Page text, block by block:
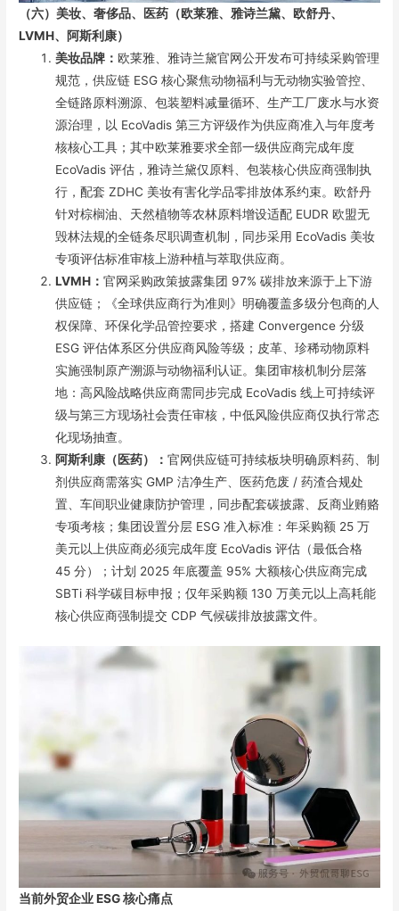
（六）美妆、奢侈品、医药（欧莱雅、雅诗兰黛、欧舒丹、
LVMH、阿斯利康）
美妆品牌：欧莱雅、雅诗兰黛官网公开发布可持续采购管理
规范，供应链 ESG 核心聚焦动物福利与无动物实验管控、
全链路原料溯源、包装塑料减量循环、生产工厂废水与水资
源治理，以 EcoVadis 第三方评级作为供应商准入与年度考
核核心工具；其中欧莱雅要求全部一级供应商完成年度
EcoVadis 评估，雅诗兰黛仅原料、包装核心供应商强制执
行，配套 ZDHC 美妆有害化学品零排放体系约束。欧舒丹
针对棕榈油、天然植物等农林原料增设适配 EUDR 欧盟无
毁林法规的全链条尽职调查机制，同步采用 EcoVadis 美妆
专项评估标准审核上游种植与萃取供应商。
LVMH：官网采购政策披露集团 97% 碳排放来源于上下游
供应链；《全球供应商行为准则》明确覆盖多级分包商的人
权保障、环保化学品管控要求，搭建 Convergence 分级
ESG 评估体系区分供应商风险等级；皮革、珍稀动物原料
实施强制原产溯源与动物福利认证。集团审核机制分层落
地：高风险战略供应商需同步完成 EcoVadis 线上可持续评
级与第三方现场社会责任审核，中低风险供应商仅执行常态
化现场抽查。
阿斯利康（医药）：官网供应链可持续板块明确原料药、制
剂供应商需落实 GMP 洁净生产、医药危废 / 药渣合规处
置、车间职业健康防护管理，同步配套碳披露、反商业贿赂
专项考核；集团设置分层 ESG 准入标准：年采购额 25 万
美元以上供应商必须完成年度 EcoVadis 评估（最低合格
45 分）；计划 2025 年底覆盖 95% 大额核心供应商完成
SBTi 科学碳目标申报；仅年采购额 130 万美元以上高耗能
核心供应商强制提交 CDP 气候碳排放披露文件。
当前外贸企业 ESG 核心痛点